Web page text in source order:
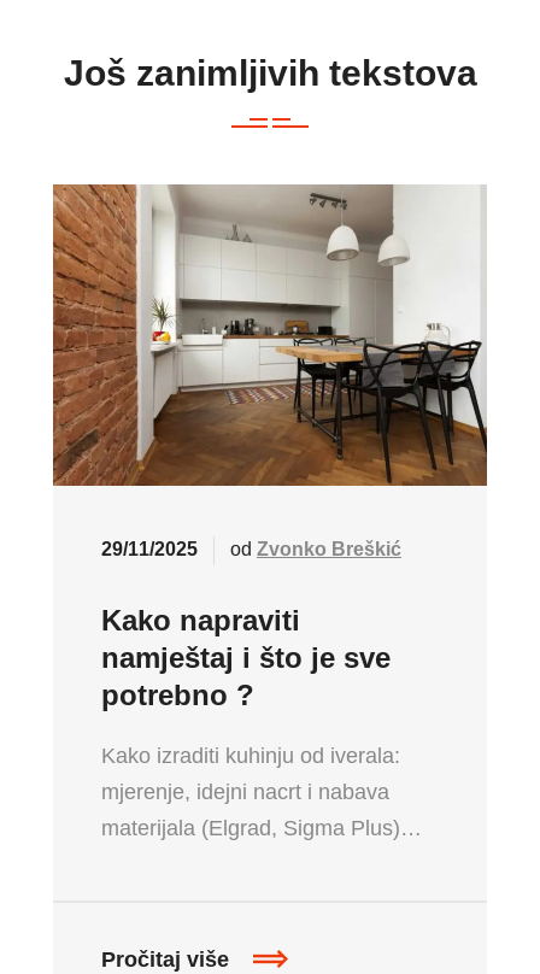
Još zanimljivih tekstova
29/11/2025 od Zvonko Breškić
Kako napraviti
namještaj i što je sve
potrebno ?
Kako izraditi kuhinju od iverala:
mjerenje, idejni nacrt i nabava
materijala (Elgrad, Sigma Plus)…
Pročitaj više